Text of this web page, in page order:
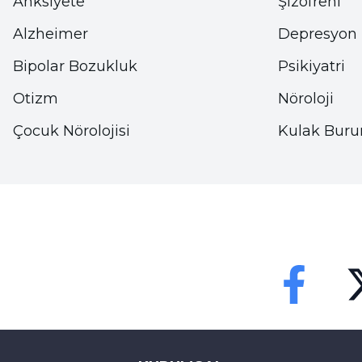
• Uzun süreli yorgunluk, halsizlik
• Kas kaybı
Alzheimer
Bipolar Bozukluk
Otizm
Çocuk Nörolojisi
Depresyon
Psikiyatri
Nöroloji
Kulak